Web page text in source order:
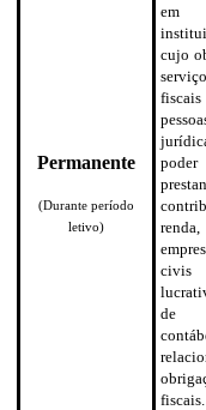
Permanente
(Durante período
letivo)
em
cujo
de
fiscais.